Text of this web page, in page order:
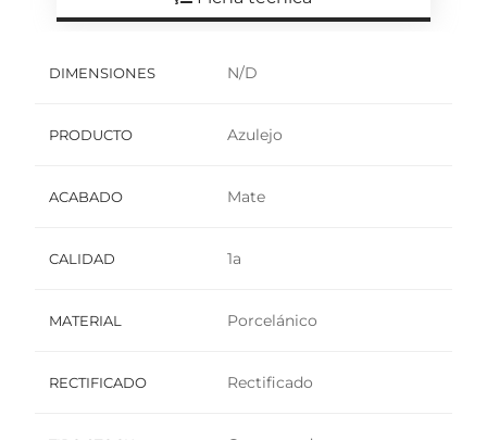
DIMENSIONES N/D
PRODUCTO Azulejo
ACABADO Mate
CALIDAD 1a
MATERIAL Porcelánico
RECTIFICADO Rectificado